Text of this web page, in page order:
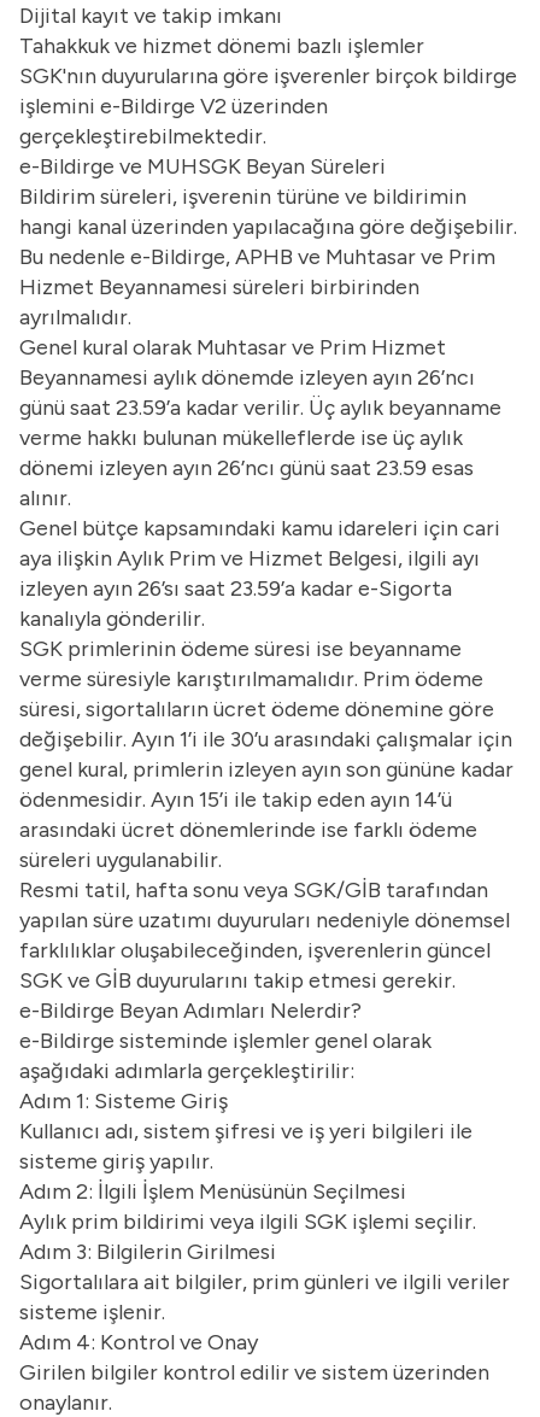
Dijital kayıt ve takip imkanı
Tahakkuk ve hizmet dönemi bazlı işlemler
SGK'nın duyurularına göre işverenler birçok bildirge
işlemini e-Bildirge V2 üzerinden
gerçekleştirebilmektedir.
e-Bildirge ve MUHSGK Beyan Süreleri
Bildirim süreleri, işverenin türüne ve bildirimin
hangi kanal üzerinden yapılacağına göre değişebilir.
Bu nedenle e-Bildirge, APHB ve Muhtasar ve Prim
Hizmet Beyannamesi süreleri birbirinden
ayrılmalıdır.
Genel kural olarak Muhtasar ve Prim Hizmet
Beyannamesi aylık dönemde izleyen ayın 26’ncı
günü saat 23.59’a kadar verilir. Üç aylık beyanname
verme hakkı bulunan mükelleflerde ise üç aylık
dönemi izleyen ayın 26’ncı günü saat 23.59 esas
alınır.
Genel bütçe kapsamındaki kamu idareleri için cari
aya ilişkin Aylık Prim ve Hizmet Belgesi, ilgili ayı
izleyen ayın 26’sı saat 23.59’a kadar e-Sigorta
kanalıyla gönderilir.
SGK primlerinin ödeme süresi ise beyanname
verme süresiyle karıştırılmamalıdır. Prim ödeme
süresi, sigortalıların ücret ödeme dönemine göre
değişebilir. Ayın 1’i ile 30’u arasındaki çalışmalar için
genel kural, primlerin izleyen ayın son gününe kadar
ödenmesidir. Ayın 15’i ile takip eden ayın 14’ü
arasındaki ücret dönemlerinde ise farklı ödeme
süreleri uygulanabilir.
Resmi tatil, hafta sonu veya SGK/GİB tarafından
yapılan süre uzatımı duyuruları nedeniyle dönemsel
farklılıklar oluşabileceğinden, işverenlerin güncel
SGK ve GİB duyurularını takip etmesi gerekir.
e-Bildirge Beyan Adımları Nelerdir?
e-Bildirge sisteminde işlemler genel olarak
aşağıdaki adımlarla gerçekleştirilir:
Adım 1: Sisteme Giriş
Kullanıcı adı, sistem şifresi ve iş yeri bilgileri ile
sisteme giriş yapılır.
Adım 2: İlgili İşlem Menüsünün Seçilmesi
Aylık prim bildirimi veya ilgili SGK işlemi seçilir.
Adım 3: Bilgilerin Girilmesi
Sigortalılara ait bilgiler, prim günleri ve ilgili veriler
sisteme işlenir.
Adım 4: Kontrol ve Onay
Girilen bilgiler kontrol edilir ve sistem üzerinden
onaylanır.